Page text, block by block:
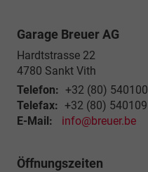
Garage Breuer AG
Hardtstrasse 22
4780 Sankt Vith
Telefon: +32 (80) 540100
Telefax: +32 (80) 540109
E-Mail:
info@breuer.be
Öffnungszeiten